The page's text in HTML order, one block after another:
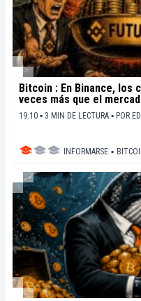
Bitcoin : En Binance, los
veces más que el
19:10 ▪ 3 MIN DE LECTURA ▪ POR
INFORMARSE ▪